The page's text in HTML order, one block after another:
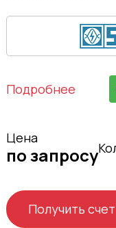
Подробнее
Цена
по запросу
Получить